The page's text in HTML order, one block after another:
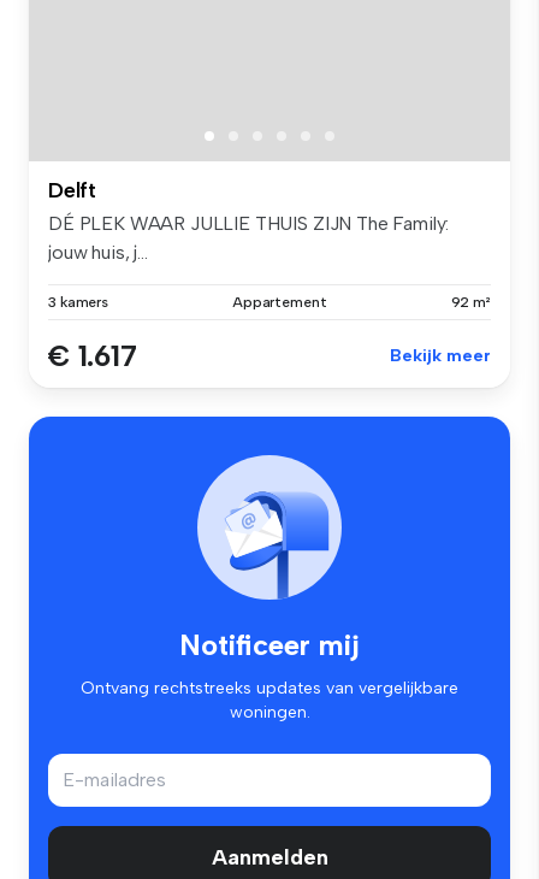
Delft
DÉ PLEK WAAR JULLIE THUIS ZIJN The Family:
jouw huis, j...
3 kamers Appartement 92 m²
€ 1.617 Bekijk meer
Notificeer mij
Ontvang rechtstreeks updates van vergelijkbare
woningen.
Aanmelden